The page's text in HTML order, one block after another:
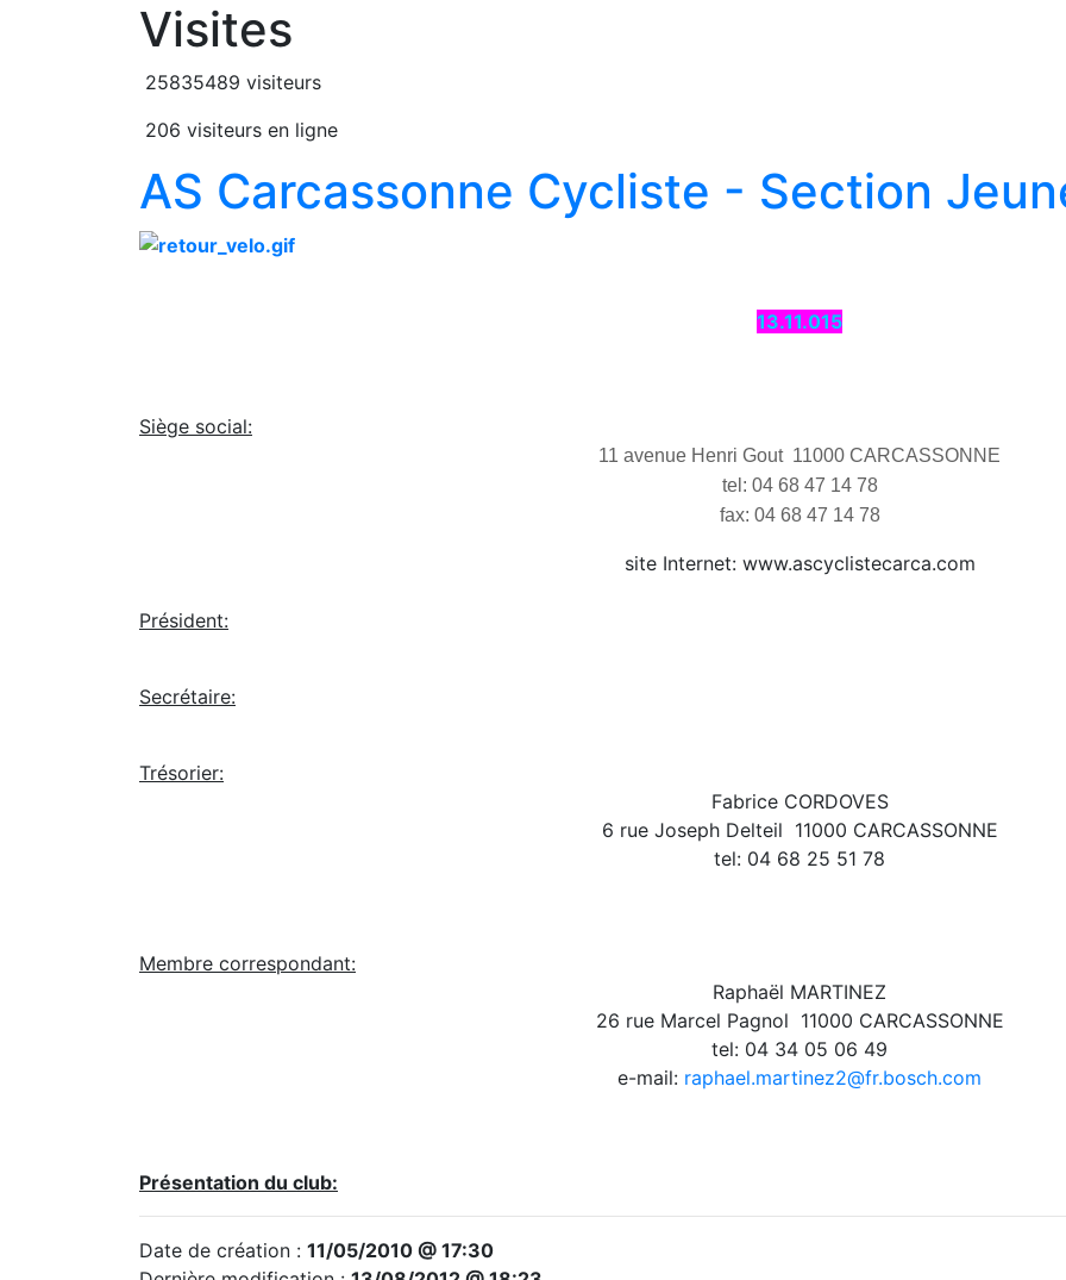
Visites
25835489 visiteurs
206 visiteurs en ligne
AS Carcassonne Cycliste - Section
13.11.015
Siège social:
11 avenue Henri Gout  11000 CARCASSONNE
tel: 04 68 47 14 78
fax: 04 68 47 14 78
site Internet: www.ascyclistecarca.com
Président:
Secrétaire:
Trésorier:
Fabrice CORDOVES
6 rue Joseph Delteil  11000 CARCASSONNE
tel: 04 68 25 51 78
Membre correspondant:
Raphaël MARTINEZ
26 rue Marcel Pagnol  11000 CARCASSONNE
tel: 04 34 05 06 49
e-mail: raphael.martinez2@fr.bosch.com
Présentation du club:
Date de création : 11/05/2010 @ 17:30